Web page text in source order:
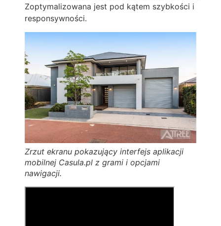
Zoptymalizowana jest pod kątem szybkości i
responsywności.
Zrzut ekranu pokazujący interfejs aplikacji
mobilnej Casula.pl z grami i opcjami
nawigacji.